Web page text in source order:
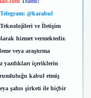
Telegram: @karabul
Teknolojileri ve İletişim
hizmet vermektedir.
veya araştırma
yazdıkları içeriklerin
kabul etmiş
şahıs şirketi ile hiçbir